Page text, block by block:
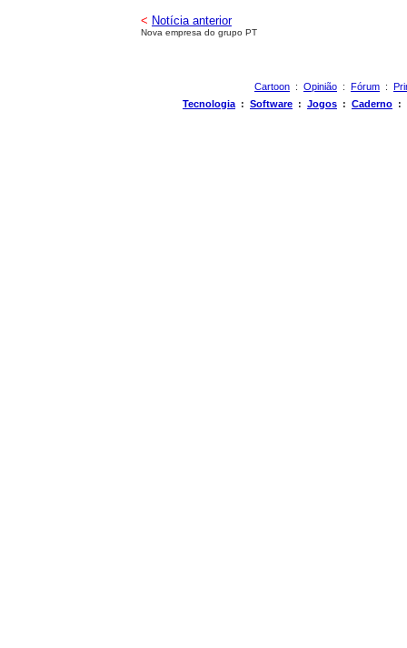
< Notícia anterior
Nova empresa do grupo PT
Cartoon : Opinião : Fórum :
Tecnologia : Software : Jogos : Caderno :